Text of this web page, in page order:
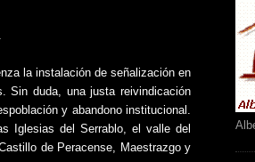
la instalación de señalización en
Sin duda, una justa reivindicación
y abandono institucional.
Iglesias del Serrablo, el valle del
de Peracense, Maestrazgo y